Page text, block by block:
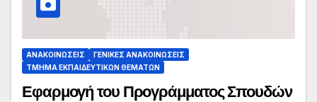
ΑΝΑΚΟΙΝΏΣΕΙΣ
ΓΕΝΙΚΈΣ ΑΝΑΚΟΙΝΏΣΕΙΣ
ΤΜΉΜΑ ΕΚΠΑΙΔΕΥΤΙΚΏΝ ΘΕΜΆΤΩΝ
Εφαρμογή του Προγράμματος Σπουδών